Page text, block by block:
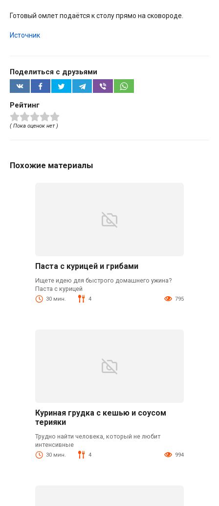
Готовый омлет подаётся к столу прямо на сковороде.
Источник
Поделиться с друзьями
Рейтинг
( Пока оценок нет )
Похожие материалы
Паста с курицей и грибами
Ищете идею для быстрого домашнего ужина?
Паста с курицей
30 мин. 4 795
Куриная грудка с кешью и соусом
терияки
Трудно найти человека, который не любит
интенсивные
30 мин. 4 994